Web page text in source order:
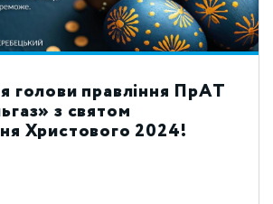
голови правління ПрАТ
з святом
Христового 2024!